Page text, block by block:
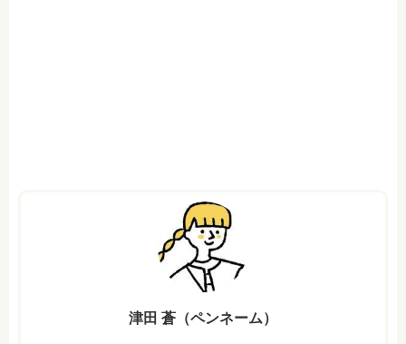
津田 蒼（ペンネーム）